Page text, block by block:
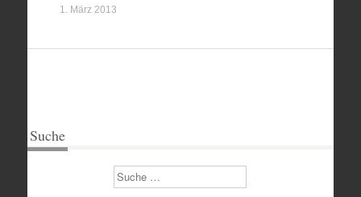
1. März 2013
Suche
Suchen